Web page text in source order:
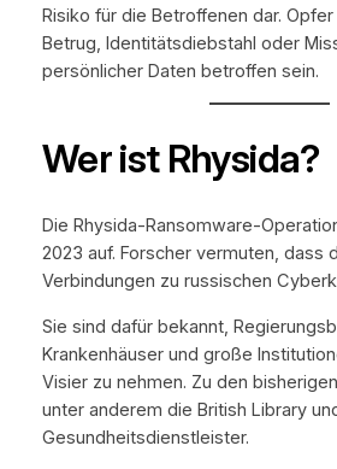
Risiko für die Betroffenen dar.
Betrug, Identitätsdiebstahl oder
persönlicher Daten betroffen sein.
Wer ist Rhysida?
Die Rhysida-Ransomware-
2023 auf. Forscher vermuten, dass
Verbindungen zu russischen
Sie sind dafür bekannt,
Krankenhäuser und große
Visier zu nehmen. Zu den
unter anderem die British Library
Gesundheitsdienstleister.